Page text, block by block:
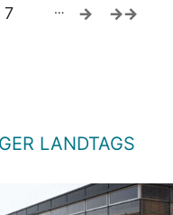
7 …
LANDTAGS